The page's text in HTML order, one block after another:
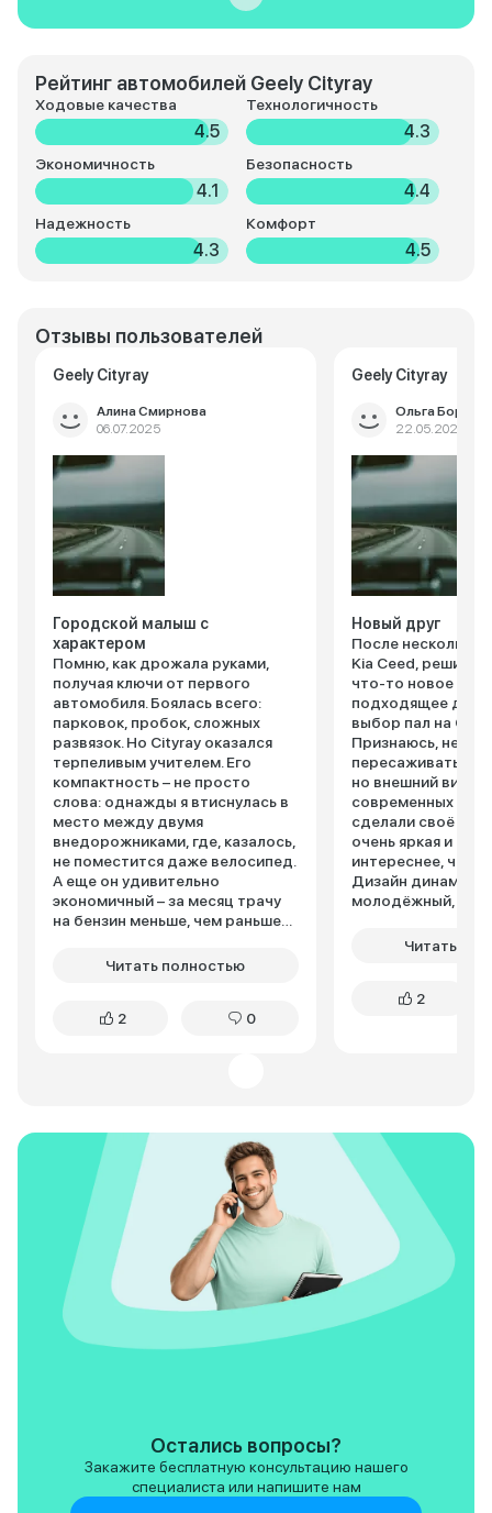
Рейтинг автомобилей Geely Cityray
Ходовые качества
4.5
Технологичность
4.3
Экономичность
4.1
Безопасность
4.4
Надежность
4.3
Комфорт
4.5
Отзывы пользователей
Geely Cityray
Алина Смирнова
06.07.2025
Городской малыш с
характером
Помню, как дрожала руками,
получая ключи от первого
автомобиля. Боялась всего:
парковок, пробок, сложных
развязок. Но Cityray оказался
терпеливым учителем. Его
компактность – не просто
слова: однажды я втиснулась в
место между двумя
внедорожниками, где, казалось,
не поместится даже велосипед.
А еще он удивительно
экономичный – за месяц трачу
на бензин меньше, чем раньше
просторно: подруга, ростом
подвеска? Да, первые пару
единой поломки. Если вы, как и я,
только начинаете водить –
Cityray подарит уверенность.
Читать полностью
2 0
Geely Cityray
Ольга
22.05.2025
Новый друг
После
Kia Ceed, решила
что-то новое и
подходящее для
выбор пал на
Признаюсь,
пересаживаться
но внешний вид и
современных
сделали своё
очень яркая и
интереснее, чем
Дизайн
молодёжный,
современно:
кнопочек. Самое
сугробам тоже
проблем. По
посадка выше,
очень нравится,
видно дорогу. В
Cityray отличный
кроссовер. Я
довольна
Ceed конечно
основном в
Читать
2
Остались вопросы?
Закажите бесплатную консультацию нашего
специалиста или напишите нам